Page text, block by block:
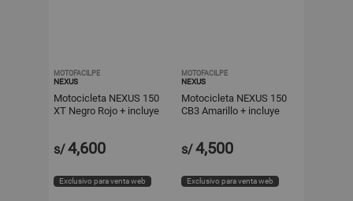
MOTOFACILPE
NEXUS
Motocicleta NEXUS 150
XT Negro Rojo + incluye
s/4,600
Exclusivo para venta web
MOTOFACILPE
NEXUS
Motocicleta NEXUS 150
CB3 Amarillo + incluye
s/4,500
Exclusivo para venta web